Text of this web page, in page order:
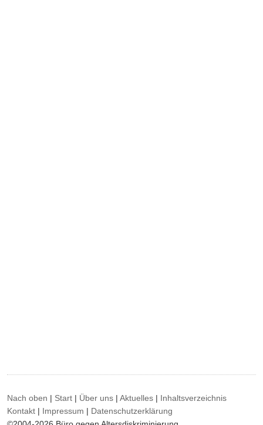
Nach oben | Start | Über uns |Aktuelles | Inhaltsverzeichnis
Kontakt | Impressum | Datenschutzerklärung